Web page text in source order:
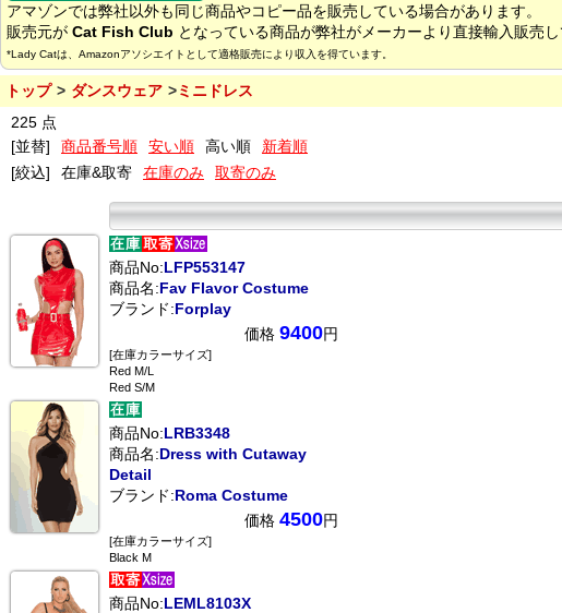
アマゾンでは弊社以外も同じ商品やコピー品を販売している場合があります。
販売元が Cat Fish Club となっている商品が弊社がメーカーより直接輸入販売し
*Lady Catは、Amazonアソシエイトとして適格販売により収入を得ています。
トップ ダンスウェア
ミニドレス
225 点
[並替]
商品番号順 安い順 高い順
新着順
[絞込]
在庫&取寄 在庫のみ 取寄のみ
商品No:LFP553147
商品名:Fav Flavor Costume
ブランド:Forplay
価格 9400円
[在庫カラーサイズ]
Red M/L
Red S/M
商品No:LRB3348
商品名:Dress with Cutaway
Detail
ブランド:Roma Costume
価格 4500円
[在庫カラーサイズ]
Black M
商品No:LEML8103X